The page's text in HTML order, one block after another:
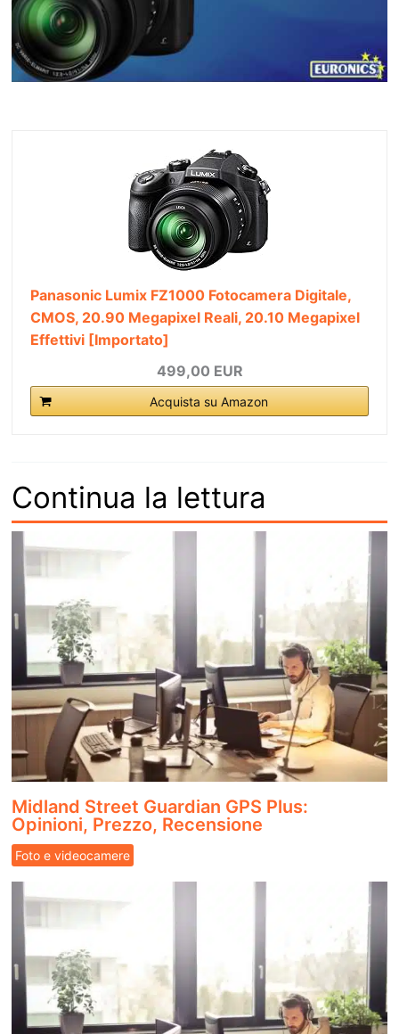
Panasonic Lumix FZ1000 Fotocamera Digitale,
CMOS, 20.90 Megapixel Reali, 20.10 Megapixel
Effettivi [Importato]
499,00 EUR
Acquista su Amazon
Continua la lettura
Midland Street Guardian GPS Plus:
Opinioni, Prezzo, Recensione
Foto e videocamere